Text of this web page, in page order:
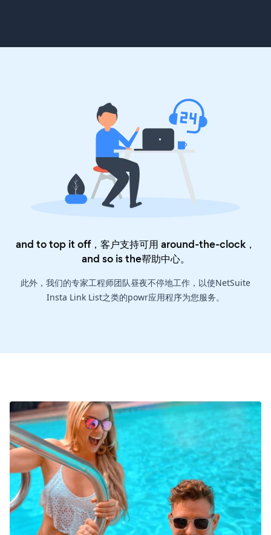
and to top it off，客户支持可用 around-the-clock，
and so is the帮助中心。
此外，我们的专家工程师团队昼夜不停地工作，以使NetSuite
Insta Link List之类的powr应用程序为您服务。